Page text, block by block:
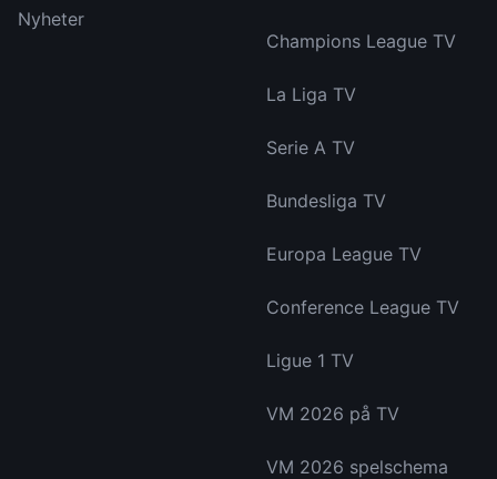
Nyheter
Champions League TV
La Liga TV
Serie A TV
Bundesliga TV
Europa League TV
Conference League TV
Ligue 1 TV
VM 2026 på TV
VM 2026 spelschema